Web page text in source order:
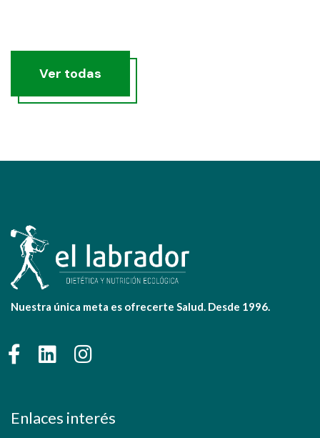
Ver todas
Nuestra única meta es ofrecerte Salud. Desde 1996.
Enlaces interés